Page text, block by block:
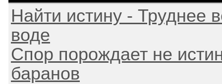
Найти истину - Труднее
воде
Спор порождает не
баранов